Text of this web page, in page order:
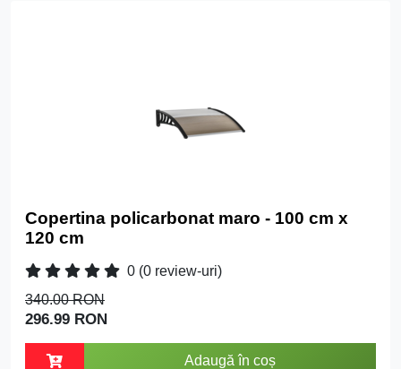
Copertina policarbonat maro - 100 cm x
120 cm
0 (0 review-uri)
340.00 RON
296.99 RON
Adaugă în coș